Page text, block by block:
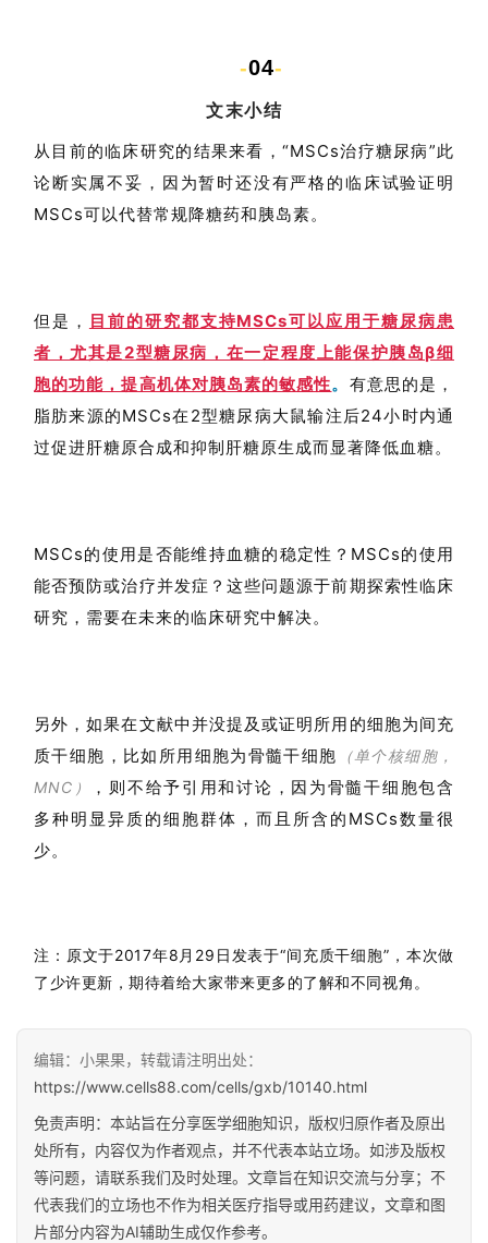
-04-
文末小结
从目前的临床研究的结果来看 ，“MSCs治疗糖尿病”此
论断实属不妥，因为暂时还没有严格的临床试验证明
MSCs可以代替常规降糖药和胰岛素。
但是， 目前的研究都支持MSCs可以应用于糖尿病患
者，尤其是2型糖尿病，在一定程度上能保护胰岛β细
胞的功能，提高机体对胰岛素的敏感性。 有意思的是，
脂肪来源的MSCs在2型糖尿病大鼠输注后24小时内通
过促进肝糖原合成和抑制肝糖原生成而显著降低血糖。
MSCs的使用是否能维持血糖的稳定性？MSCs的使用
能否预防或治疗并发症？这些问题源于前期探索性临床
研究，需要在未来的临床研究中解决。
另外，如果在文献中并没提及或证明所用的细胞为间充
质干细胞，比如所用细胞为骨髓干细胞 （单个核细胞，
MNC）
，则不给予引用和讨论，因为骨髓干细胞包含
多种明显异质的细胞群体，而且所含的MSCs数量很
少。
注：原文于2017年8月29日 发表于“间充质干细胞”， 本次做
了少许更新，期待着给大家带来更多的了解和不同视角。
编辑：小果果，转载请注明出处：
https://www.cells88.com/cells/gxb/10140.html
免责声明：本站旨在分享医学细胞知识，版权归原作者及原出
处所有，内容仅为作者观点，并不代表本站立场。如涉及版权
等问题，请联系我们及时处理。文章旨在知识交流与分享；不
代表我们的立场也不作为相关医疗指导或用药建议，文章和图
片部分内容为AI辅助生成仅作参考。